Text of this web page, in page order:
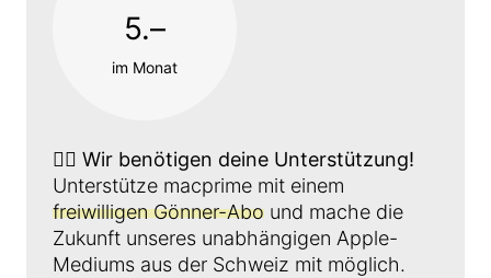
5.–
im Monat
👉🏼 Wir benötigen deine Unterstützung!
Unterstütze macprime mit einem
freiwilligen Gönner-Abo und mache die
Zukunft unseres unabhängigen Apple-
Mediums aus der Schweiz mit möglich.